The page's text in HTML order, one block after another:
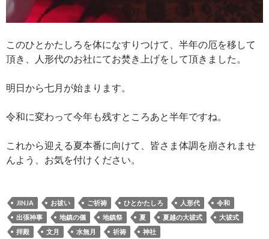
このひとかたしろを体になすりつけて、半年の厄を移して
頂き、人形代のお社にてお焚き上げをして頂きました。
明日から七月が始まります。
令和に変わって今年も残すところあと半年ですね。
これから迎える夏本番に向けて、皆さま体調を崩されませ
んよう、お気を付けください。
JINJA お祓い ご祈祷 ひとかたしろ 人形代
令和
出張神事
地鎮の儀 地鎮祭 夏 夏越の大祓式
大祓式
拝殿
文月 水無月 祈祷 神社